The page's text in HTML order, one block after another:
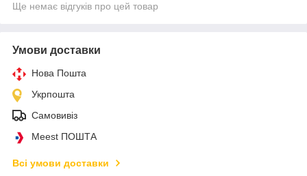
Ще немає відгуків про цей товар
Умови доставки
Нова Пошта
Укрпошта
Самовивіз
Meest ПОШТА
Всі умови доставки